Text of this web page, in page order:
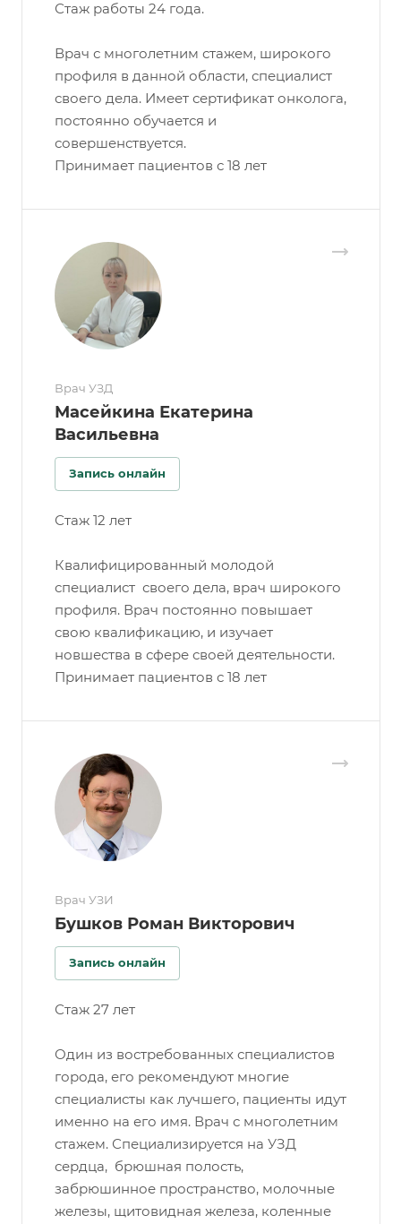
Стаж работы 24 года.
Врач с многолетним стажем, широкого
профиля в данной области, специалист
своего дела. Имеет сертификат онколога,
постоянно обучается и
совершенствуется.
Принимает пациентов с 18 лет
Врач УЗД
Масейкина Екатерина
Васильевна
Запись онлайн
Стаж 12 лет
Квалифицированный молодой
специалист своего дела, врач широкого
профиля. Врач постоянно повышает
свою квалификацию, и изучает
новшества в сфере своей деятельности.
Принимает пациентов с 18 лет
Врач УЗИ
Бушков Роман Викторович
Запись онлайн
Стаж 27 лет
Один из востребованных специалистов
города, его рекомендуют многие
специалисты как лучшего, пациенты идут
именно на его имя. Врач с многолетним
стажем. Специализируется на УЗД
сердца, брюшная полость,
забрюшинное пространство, молочные
железы, щитовидная железа, коленные